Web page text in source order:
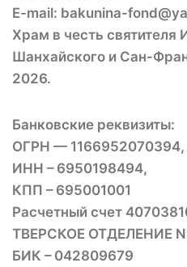
E-mail: bakunina-
Храм в честь святителя
Шанхайского и Сан-
2026.
Банковские реквизиты:
ОГРН — 1166952070394,
ИНН – 6950198494,
КПП – 695001001
Расчетный счет
ТВЕРСКОЕ ОТДЕЛЕНИЕ
БИК – 042809679